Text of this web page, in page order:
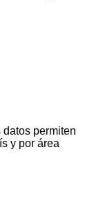
permiten
y por área